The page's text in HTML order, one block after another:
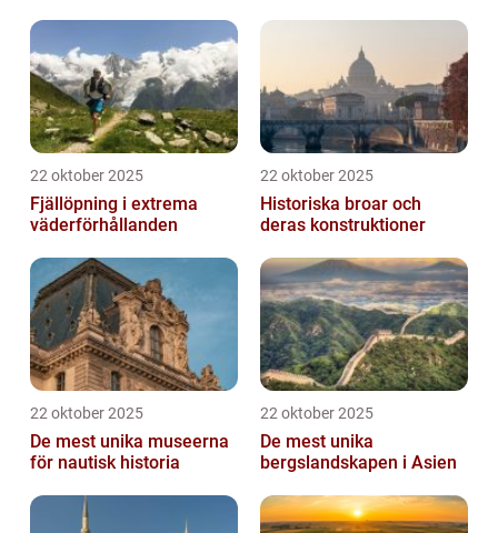
22 oktober 2025
Fjällöpning i extrema
väderförhållanden
22 oktober 2025
Historiska broar och
deras konstruktioner
22 oktober 2025
De mest unika museerna
för nautisk historia
22 oktober 2025
De mest unika
bergslandskapen i Asien